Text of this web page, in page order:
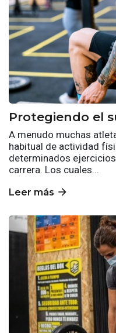
Protegiendo el
A menudo muchas
habitual de actividad
determinados
carrera. Los cuales...
Leer más arrow_forward